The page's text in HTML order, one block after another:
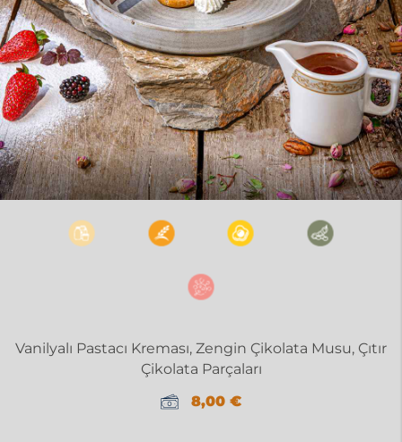
Vanilyalı Pastacı Kreması, Zengin Çikolata Musu, Çıtır
Çikolata Parçaları
8,00 €